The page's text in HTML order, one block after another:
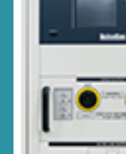
修理・校
お問い合
HOME
ニュース